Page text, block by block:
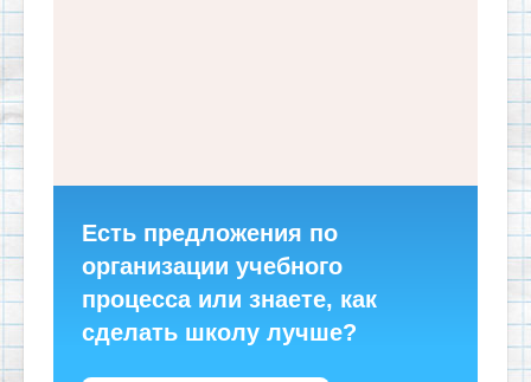
Есть предложения по
организации учебного
процесса или знаете, как
сделать школу лучше?